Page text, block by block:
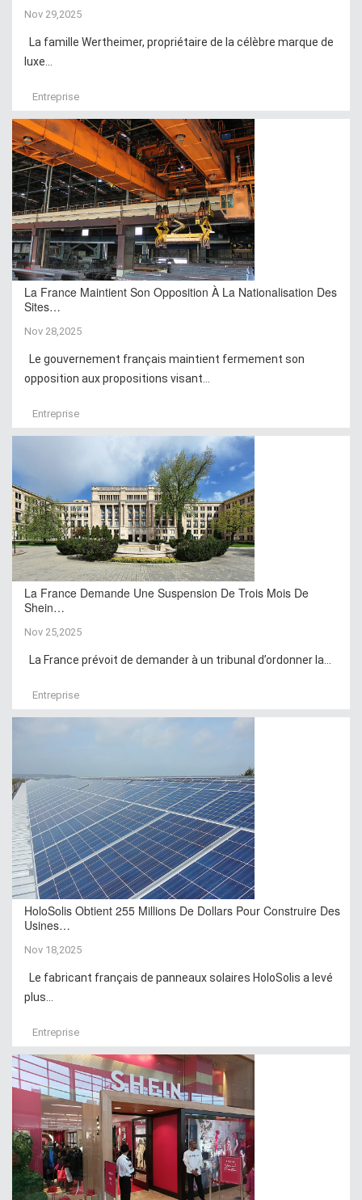
Nov 29,2025
La famille Wertheimer, propriétaire de la célèbre marque de
luxe...
Entreprise
La France Maintient Son Opposition À La Nationalisation Des
Sites…
Nov 28,2025
Le gouvernement français maintient fermement son
opposition aux propositions visant...
Entreprise
La France Demande Une Suspension De Trois Mois De
Shein…
Nov 25,2025
La France prévoit de demander à un tribunal d’ordonner la...
Entreprise
HoloSolis Obtient 255 Millions De Dollars Pour Construire Des
Usines…
Nov 18,2025
Le fabricant français de panneaux solaires HoloSolis a levé
plus...
Entreprise